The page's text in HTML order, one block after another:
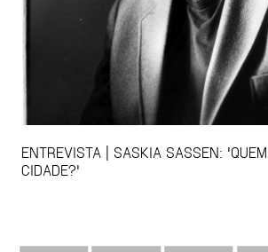
ENTREVISTA | SASKIA SASSEN:
CIDADE?'